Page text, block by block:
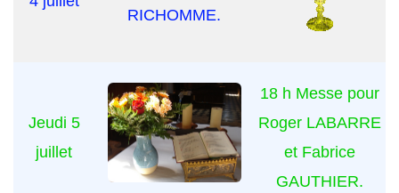
RICHOMME.
Jeudi 5
juillet
18 h Messe pour
Roger LABARRE
et Fabrice
GAUTHIER.